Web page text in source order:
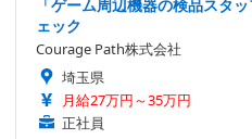
「ゲーム周辺機器の検品スタ
ェック
Courage Path株式会社
埼玉県
月給27万円～35万円
正社員